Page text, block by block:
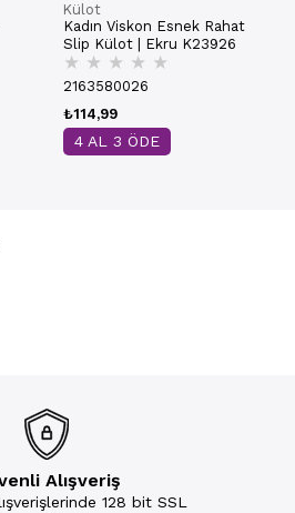
Külot
Kadın Viskon Esnek Rahat
Slip Külot | Ekru K23926
★ ★ ★ ★ ★
2163580026
₺114,99
4 AL 3 ÖDE
Alışveriş
128 bit SSL